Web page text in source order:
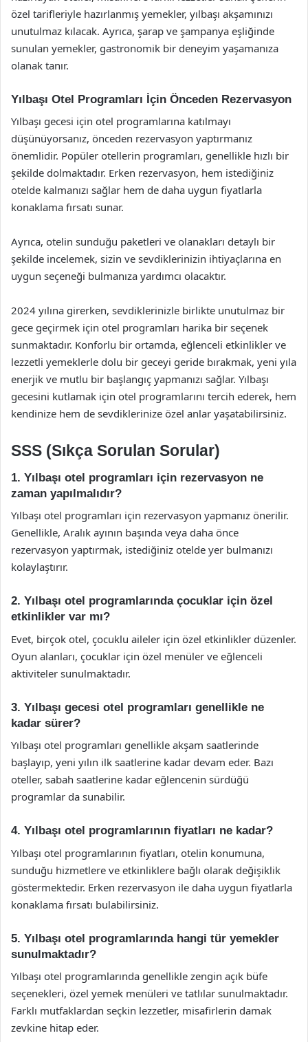
özel tarifleriyle hazırlanmış yemekler, yılbaşı akşamınızı
unutulmaz kılacak. Ayrıca, şarap ve şampanya eşliğinde
sunulan yemekler, gastronomik bir deneyim yaşamanıza
olanak tanır.
Yılbaşı Otel Programları İçin Önceden Rezervasyon
Yılbaşı gecesi için otel programlarına katılmayı
düşünüyorsanız, önceden rezervasyon yaptırmanız
önemlidir. Popüler otellerin programları, genellikle hızlı bir
şekilde dolmaktadır. Erken rezervasyon, hem istediğiniz
otelde kalmanızı sağlar hem de daha uygun fiyatlarla
konaklama fırsatı sunar.
Ayrıca, otelin sunduğu paketleri ve olanakları detaylı bir
şekilde incelemek, sizin ve sevdiklerinizin ihtiyaçlarına en
uygun seçeneği bulmanıza yardımcı olacaktır.
2024 yılına girerken, sevdiklerinizle birlikte unutulmaz bir
gece geçirmek için otel programları harika bir seçenek
sunmaktadır. Konforlu bir ortamda, eğlenceli etkinlikler ve
lezzetli yemeklerle dolu bir geceyi geride bırakmak, yeni yıla
enerjik ve mutlu bir başlangıç yapmanızı sağlar. Yılbaşı
gecesini kutlamak için otel programlarını tercih ederek, hem
kendinize hem de sevdiklerinize özel anlar yaşatabilirsiniz.
SSS (Sıkça Sorulan Sorular)
1. Yılbaşı otel programları için rezervasyon ne
zaman yapılmalıdır?
Yılbaşı otel programları için rezervasyon yapmanız önerilir.
Genellikle, Aralık ayının başında veya daha önce
rezervasyon yaptırmak, istediğiniz otelde yer bulmanızı
kolaylaştırır.
2. Yılbaşı otel programlarında çocuklar için özel
etkinlikler var mı?
Evet, birçok otel, çocuklu aileler için özel etkinlikler düzenler.
Oyun alanları, çocuklar için özel menüler ve eğlenceli
aktiviteler sunulmaktadır.
3. Yılbaşı gecesi otel programları genellikle ne
kadar sürer?
Yılbaşı otel programları genellikle akşam saatlerinde
başlayıp, yeni yılın ilk saatlerine kadar devam eder. Bazı
oteller, sabah saatlerine kadar eğlencenin sürdüğü
programlar da sunabilir.
4. Yılbaşı otel programlarının fiyatları ne kadar?
Yılbaşı otel programlarının fiyatları, otelin konumuna,
sunduğu hizmetlere ve etkinliklere bağlı olarak değişiklik
göstermektedir. Erken rezervasyon ile daha uygun fiyatlarla
konaklama fırsatı bulabilirsiniz.
5. Yılbaşı otel programlarında hangi tür yemekler
sunulmaktadır?
Yılbaşı otel programlarında genellikle zengin açık büfe
seçenekleri, özel yemek menüleri ve tatlılar sunulmaktadır.
Farklı mutfaklardan seçkin lezzetler, misafirlerin damak
zevkine hitap eder.